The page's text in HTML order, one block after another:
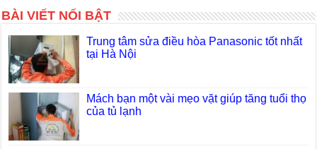
BÀI VIẾT NỔI BẬT
Trung tâm sửa điều hòa Panasonic tốt nhất
tại Hà Nội
Mách bạn một vài mẹo vặt giúp tăng tuổi thọ
của tủ lạnh